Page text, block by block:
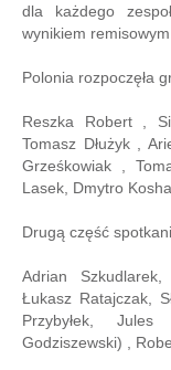
dla każdego
wynikiem
Polonia rozpoczęła
Reszka Robert ,
Tomasz Dłużyk ,
Grześkowiak ,
Lasek, Dmytro
Drugą część
Adrian
Łukasz Ratajczak,
Przybyłek,
Godziszewski) ,